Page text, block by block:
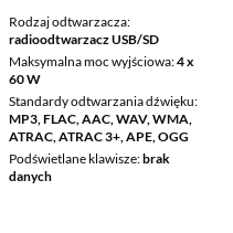
Rodzaj odtwarzacza
radioodtwarzacz USB/SD
Maksymalna moc wyjściowa 4 x
60 W
Standardy odtwarzania dźwięku
MP3, FLAC, AAC, WAV, WMA,
ATRAC, ATRAC 3+, APE, OGG
Podświetlane klawisze brak
danych